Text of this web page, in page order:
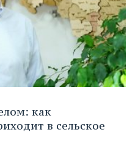
как
в сельское